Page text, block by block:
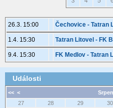
26.3. 15:00 Čechovice - Tatran
1.4. 15:30 Tatran Litovel - FK
9.4. 15:30 FK Medlov - Tatran
Události
<< <
27
28 29 30